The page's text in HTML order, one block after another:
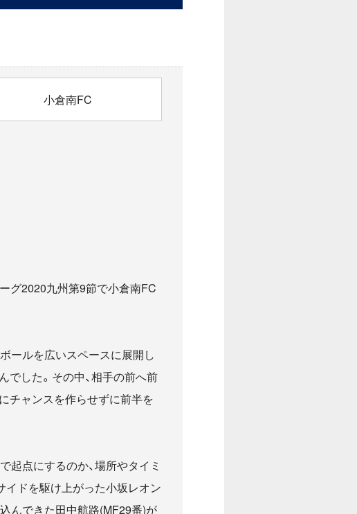
小倉南FC
グ2020九州第9節で小倉南FC
ールを広いスペースに展開し
した。その中、相手の前へ前
チャンスを作らせずに前半を
起点にするのか、場所やタイミ
イドを駆け上がった小坂レオン
んできた田中航路(MF29番)が